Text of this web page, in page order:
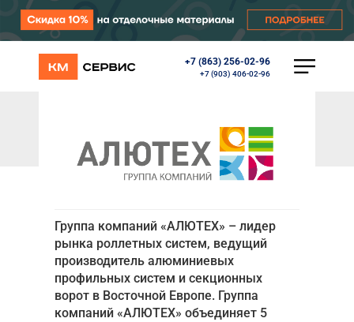
+7 (863) 256-02-96
+7 (903) 406-02-96
КАТАЛОГ
Перегрузочное оборудование
Уличные калитки
Внешняя солнцезащита
Комплектующие
Маркизы
Окна, порталы, двери
Alutech
Группа компаний «АЛЮТЕХ» – лидер
рынка роллетных систем, ведущий
производитель алюминиевых
профильных систем и секционных
ворот в Восточной Европе. Группа
компаний «АЛЮТЕХ» объединяет 5